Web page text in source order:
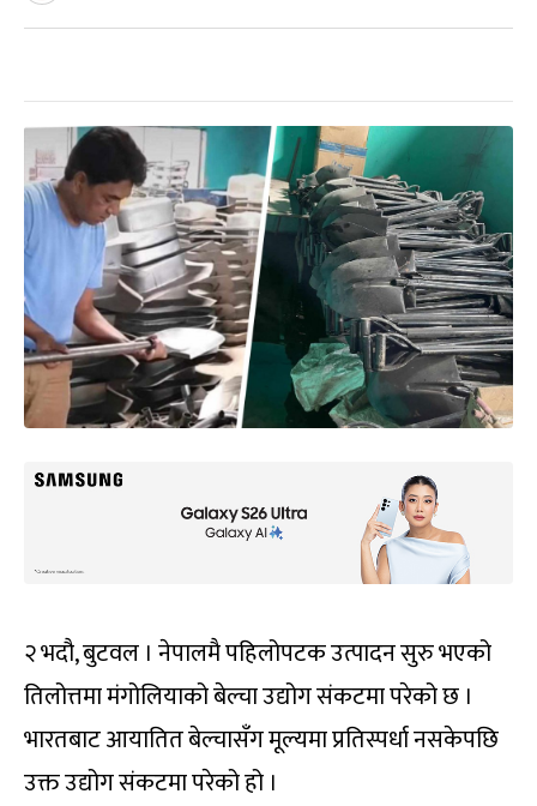
२ भदौ, बुटवल । नेपालमै पहिलोपटक उत्पादन सुरु भएको
तिलोत्तमा मंगोलियाको बेल्चा उद्योग संकटमा परेको छ ।
भारतबाट आयातित बेल्चासँग मूल्यमा प्रतिस्पर्धा नसकेपछि
उक्त उद्योग संकटमा परेको हो ।